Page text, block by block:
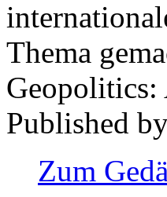
Thema
Geopolitics:
Published
Zum